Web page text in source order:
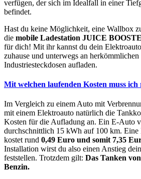
verfügen, der sich im Idealfall in einer
befindet.
Hast du keine Möglichkeit, eine Wallbox
die mobile Ladestation JUICE
für dich! Mit ihr kannst du dein
zuhause und unterwegs an
Industriesteckdosen aufladen.
Mit welchen laufenden Kosten muss ich
Im Vergleich zu einem Auto mit
mit einem Elektroauto natürlich die
Kosten für die Aufladung an. Ein E-Auto
durchschnittlich 15 kWh auf 100 km.
kostet rund 0,49 Euro und somit 7,35
Installation wirst du also einen Anstieg
feststellen. Trotzdem gilt: Das Tanken
Benzin.